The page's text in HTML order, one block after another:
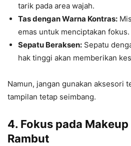
tarik pada area wajah.
Tas dengan Warna Kontras:
emas untuk menciptakan fokus.
Sepatu Beraksen: Sepatu
hak tinggi akan memberikan
Namun, jangan gunakan aksesori
tampilan tetap seimbang.
4. Fokus pada Makeup
Rambut